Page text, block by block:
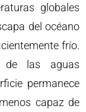
globales
del océano
frío.
de las aguas
permanece
capaz de